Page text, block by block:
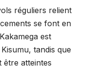
réguliers relient
se font en
est
tandis que
être atteintes